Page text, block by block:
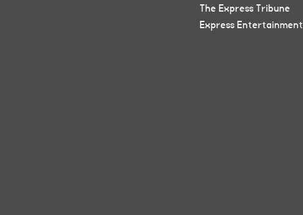
The Express Tribune
Express Entertainment